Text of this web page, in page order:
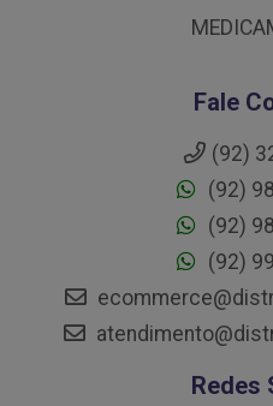
Fale
(92)
(92)
(92)
(92)
Redes